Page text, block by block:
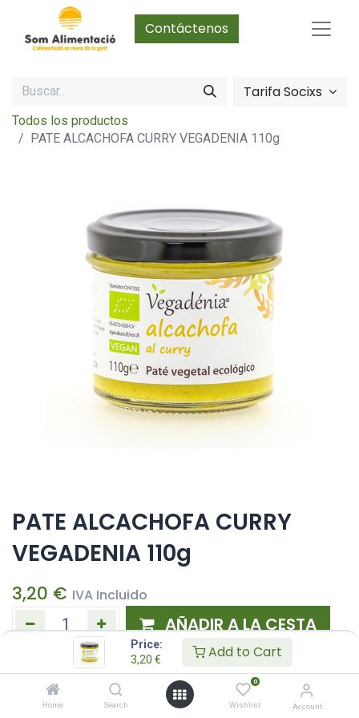
Price:
3,20 € Add to Cart
Home Search
0
Wishlist Account
Contáctenos
Tarifa Socixs
Todos los productos
PATE ALCACHOFA CURRY VEGADENIA 110g
PATE ALCACHOFA CURRY
VEGADENIA 110g
3,20 € IVA Incluido
AÑADIR A LA CESTA
Añadir a lista de deseos